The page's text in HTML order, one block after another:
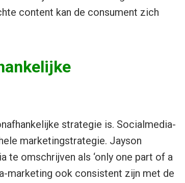
content kan de consument zich
strategie is. Socialmedia-
marketingstrategie. Jayson
omschrijven als ‘only one part of a
marketing ook consistent zijn met de